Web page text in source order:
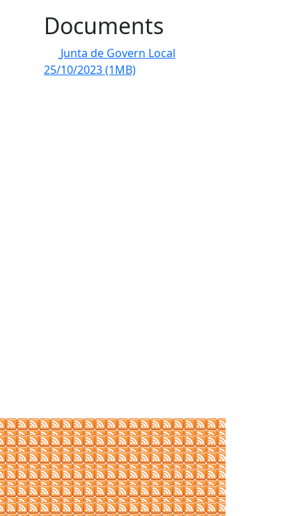
Documents
Junta de Govern Local
25/10/2023(1MB)